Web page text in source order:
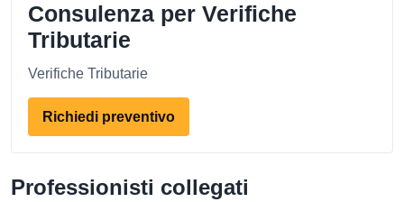
Consulenza per Verifiche
Tributarie
Verifiche Tributarie
Richiedi preventivo
Professionisti collegati